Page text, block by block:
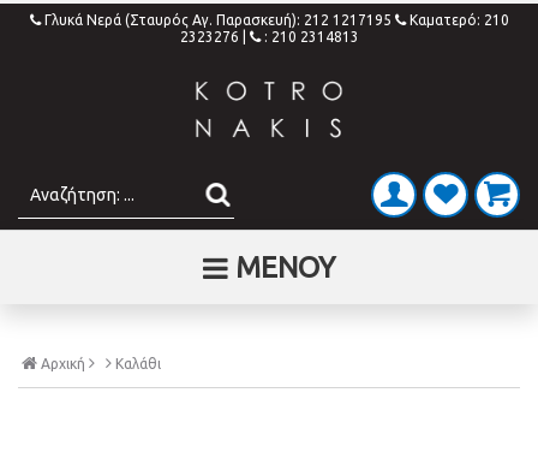
Γλυκά Νερά (Σταυρός Αγ. Παρασκευή): 212 1217195
Καματερό: 210
2323276
: 210 2314813
ΜΕΝΟΥ
Αρχική Καλάθι